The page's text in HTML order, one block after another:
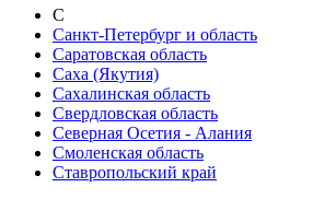
С
Санкт-Петербург и область
Саратовская область
Саха (Якутия)
Сахалинская область
Свердловская область
Северная Осетия - Алания
Смоленская область
Ставропольский край